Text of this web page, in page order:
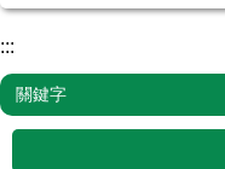
:::